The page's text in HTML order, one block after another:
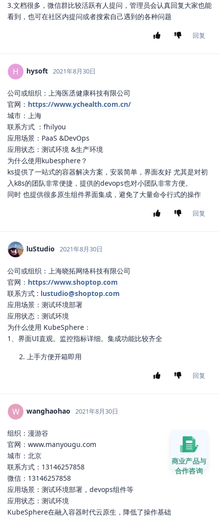
3.文档很多，微信群比较活跃有人提问，管理员会认真回复大家也能
看到，也可在社区内提问或者搜索自己遇到的各种问题
回复
H hysoft 2021年8月30日
公司或组织：上海医丞健康科技有限公司
官网： https://www.ychealth.com.cn/
城市：上海
联系方式 ：fhilyou
应用场景：PaaS &DevOps
应用状态：测试环境 &生产环境
为什么使用kubesphere？
ks提供了一站式的容器解决方案，安装简单，界面友好 尤其是对初
入k8s的团队非常便捷，提供的devops也对小团队非常方便。
同时 也提供很多原生组件界面集成，避免了大量命令行式的操作
回复
luStudio 2021年8月30日
公司或组织：上海晓拓网络科技有限公司
官网： https://www.shoptop.com
联系方式 : lustudio@shoptop.com
应用场景：测试环境部署
应用状态：测试环境
为什么使用 KubeSphere：
1、界面UI直观。监控指标详细。集成功能比较齐全
上手方便开箱即用
回复
W wanghaohao 2021年8月30日
组织：漫游谷
官网：www.manyougu.com
城市：北京
联系方式：13146257858
微信：13146257858
应用场景：测试环境部署，devops组件等
应用状态：测试环境
KubeSphere在融入容器时代云原生，降低了操作基础
商业产品与
合作咨询